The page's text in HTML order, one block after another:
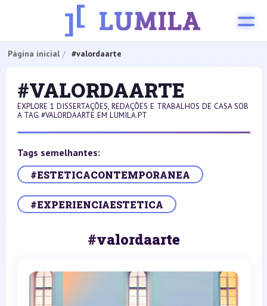
Página inicial #valordaarte
#VALORDAARTE
EXPLORE 1 DISSERTAÇÕES, REDAÇÕES E TRABALHOS DE CASA SOB
A TAG #VALORDAARTE EM LUMILA.PT
Tags semelhantes:
#ESTETICACONTEMPORANEA
#EXPERIENCIAESTETICA
#valordaarte